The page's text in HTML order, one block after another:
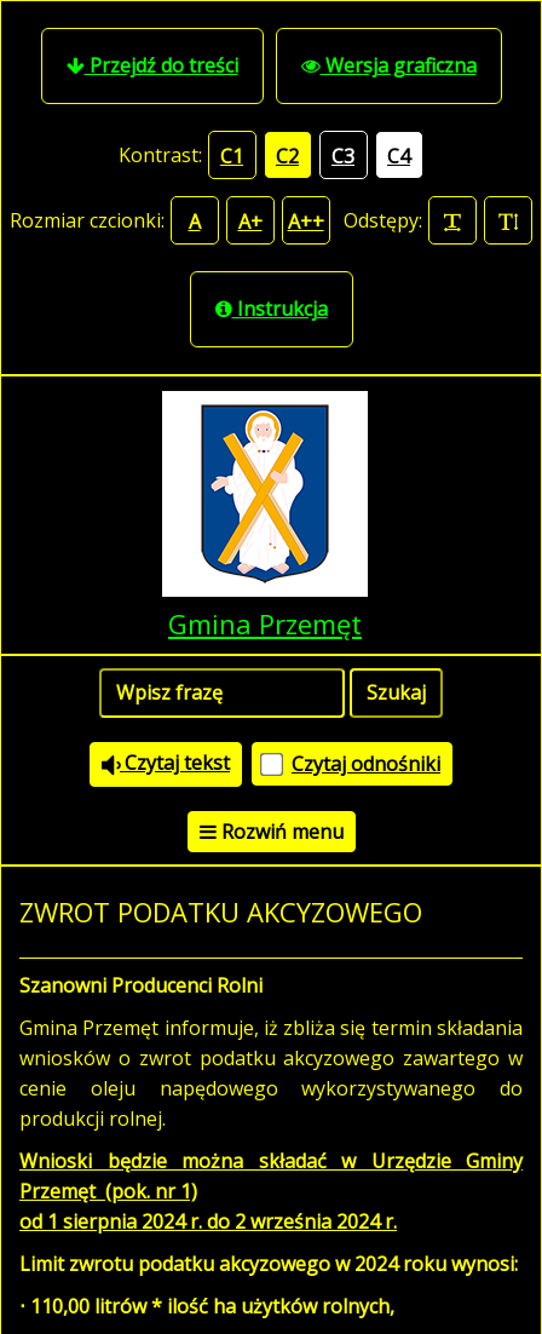
Przejdź do treści Wersja graficzna
Kontrast: C1 C2 C3 C4
Rozmiar czcionki: A A+ A++ Odstępy:
Instrukcja
Gmina Przemęt
Czytaj tekst Czytaj odnośniki
Rozwiń menu
ZWROT PODATKU AKCYZOWEGO
Szanowni Producenci Rolni
Gmina Przemęt informuje, iż zbliża się termin składania
wniosków o zwrot podatku akcyzowego zawartego w
cenie oleju napędowego wykorzystywanego do
produkcji rolnej.
Wnioski będzie można składać w Urzędzie Gminy
Przemęt (pok. nr 1)
od 1 sierpnia 2024 r. do 2 września 2024 r.
Limit zwrotu podatku akcyzowego w 2024 roku wynosi:
⋅ 110,00 litrów * ilość ha użytków rolnych,